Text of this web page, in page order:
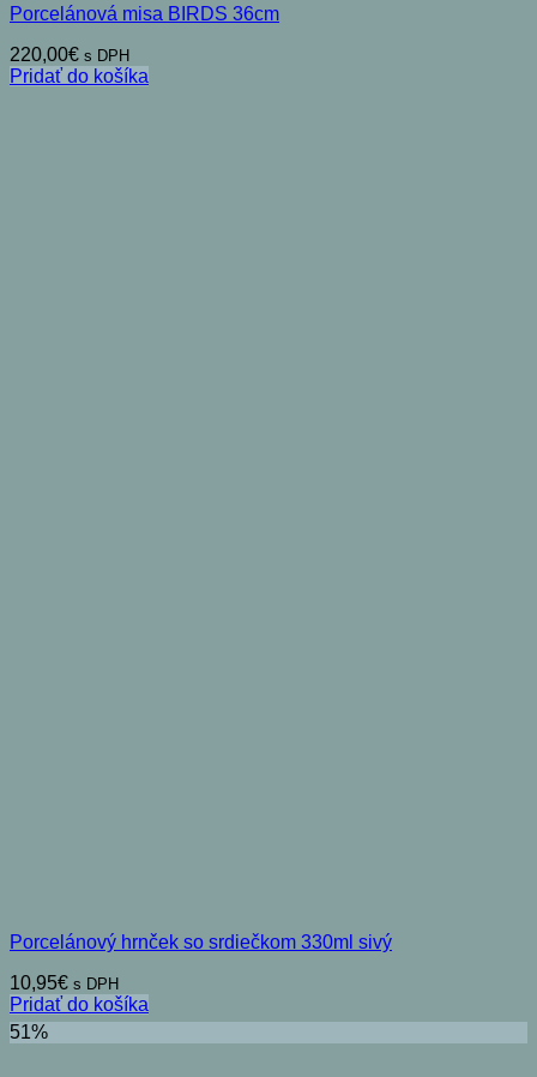
Porcelánová misa BIRDS 36cm
220,00€ s DPH
Pridať do košíka
Porcelánový hrnček so srdiečkom 330ml sivý
10,95€ s DPH
Pridať do košíka
51%